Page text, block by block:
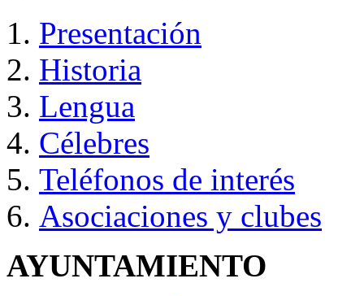
Presentación
Historia
Lengua
Célebres
Teléfonos de interés
Asociaciones y clubes
AYUNTAMIENTO